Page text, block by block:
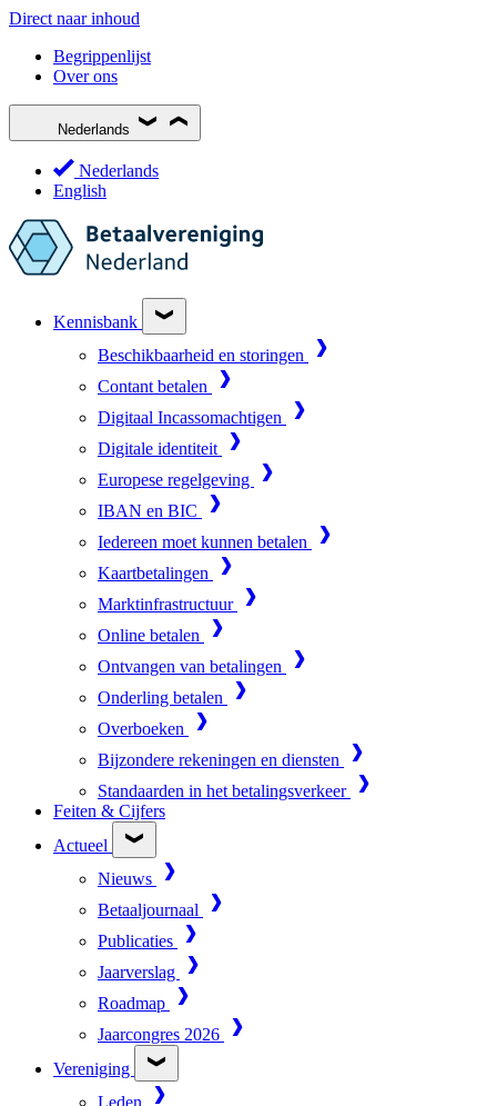
Direct naar inhoud
Begrippenlijst
Over ons
Nederlands
Nederlands
English
Kennisbank
Beschikbaarheid en storingen
Contant betalen
Digitaal Incassomachtigen
Digitale identiteit
Europese regelgeving
IBAN en BIC
Iedereen moet kunnen betalen
Kaartbetalingen
Marktinfrastructuur
Online betalen
Ontvangen van betalingen
Onderling betalen
Overboeken
Bijzondere rekeningen en diensten
Standaarden in het betalingsverkeer
Feiten & Cijfers
Actueel
Nieuws
Betaaljournaal
Publicaties
Jaarverslag
Roadmap
Jaarcongres 2026
Vereniging
Leden